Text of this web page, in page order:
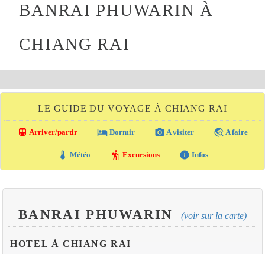
BANRAI PHUWARIN À
CHIANG RAI
LE GUIDE DU VOYAGE À CHIANG RAI
directions_transit Arriver/partir local_hotel Dormir photo_camera A visiter travel_explore A faire
thermostat Météo hiking Excursions info Infos
BANRAI PHUWARIN (voir sur la carte)
HOTEL À CHIANG RAI